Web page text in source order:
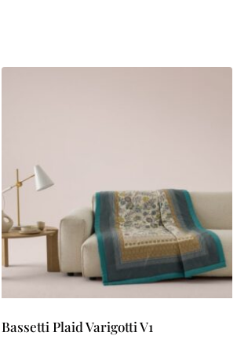
Bassetti Plaid Varigotti V1